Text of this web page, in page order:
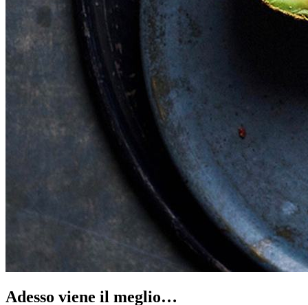
Adesso viene il meglio…